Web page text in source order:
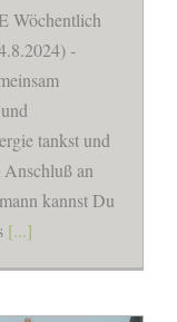
Wöchentlich
-
tankst und
an
kannst Du
[...]